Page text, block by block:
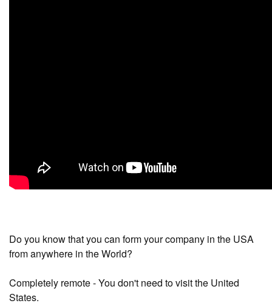
Do you know that you can form your company in the USA
from anywhere in the World?
Completely remote - You don't need to visit the United
States.